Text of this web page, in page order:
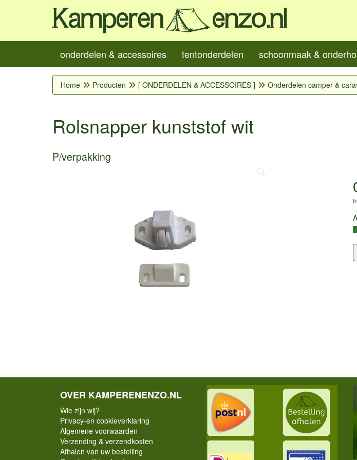
onderdelen & accessoires tentonderdelen schoonmaak &
Home Producten [ ONDERDELEN & ACCESSOIRES ] Onderdelen camper &
Rolsnapper kunststof wit
P/verpakking
OVER KAMPERENENZO.NL
Wie zijn wij?
Privacy-en cookieverklaring
Algemene voorwaarden
Verzending & verzendkosten
Afhalen van uw bestelling